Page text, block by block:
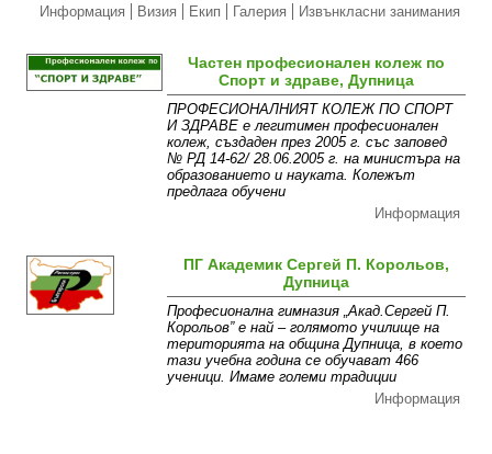
Информация
Визия Екип Галерия Извънкласни занимания
Частен професионален колеж по
Спорт и здраве, Дупница
ПРОФЕСИОНАЛНИЯТ КОЛЕЖ ПО СПОРТ
И ЗДРАВЕ е легитимен професионален
колеж, създаден през 2005 г. със заповед
№ РД 14-62/ 28.06.2005 г. на министъра на
образованието и науката. Колежът
предлага обучени
Информация
ПГ Академик Сергей П. Корольов,
Дупница
Професионална гимназия „Акад.Сергей П.
Корольов” е най – голямото училище на
територията на община Дупница, в което
тази учебна година се обучават 466
ученици. Имаме големи традиции
Информация